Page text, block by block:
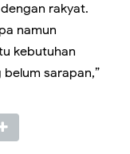
rakyat.
namun
kebutuhan
sarapan,”